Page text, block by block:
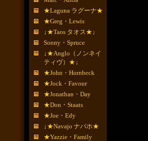
★Laguna ラグーナ★
★Greg・Lewis
↓★Taos タオス★↓
Sonny・Spruce
↓★Anglo（ノンネイ
ティヴ）★↓
★John・Hornbeck
★Jock・Favour
★Jonathan・Day
★Don・Staats
★Joe・Edy
↓★Navajo ナバホ★
★Yazzie・Family